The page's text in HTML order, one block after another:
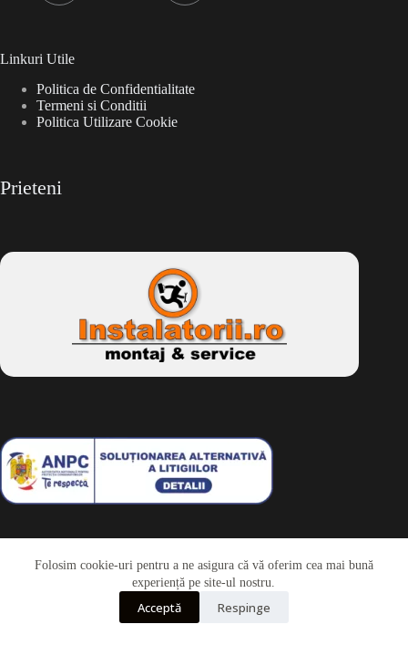
Folosim cookie-uri pentru a ne asigura că vă oferim cea mai bună
experiență pe site-ul nostru.
Acceptă Respinge
Linkuri Utile
Politica de Confidentialitate
Termeni si Conditii
Politica Utilizare Cookie
Prieteni
Drepturi de autor © 2026 - Dkbike.ropowered by